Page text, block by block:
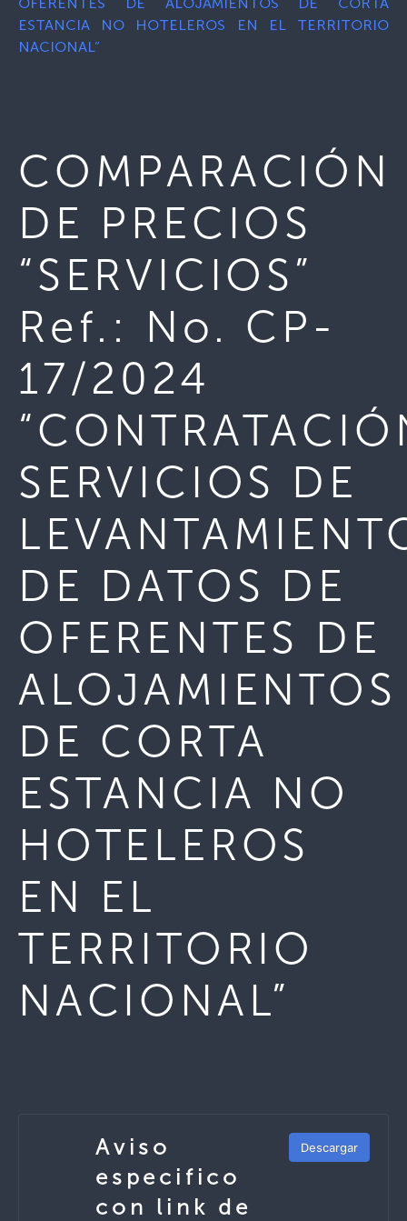
ESTANCIA NO HOTELEROS EN EL TERRITORIO
NACIONAL”
COMPARACIÓN
DE PRECIOS
“SERVICIOS”
Ref.: No. CP-
17/2024
SERVICIOS DE
DE DATOS DE
OFERENTES DE
ALOJAMIENTOS
DE CORTA
ESTANCIA NO
HOTELEROS
EN EL
TERRITORIO
NACIONAL”
Aviso
especifico
con link de
Descargar